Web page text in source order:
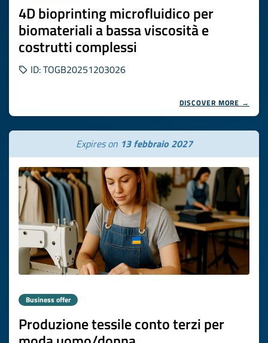
4D bioprinting microfluidico per
biomateriali a bassa viscosità e
costrutti complessi
ID: TOGB20251203026
DISCOVER MORE →
Expires on 13 febbraio 2027
Business offer
Produzione tessile conto terzi per